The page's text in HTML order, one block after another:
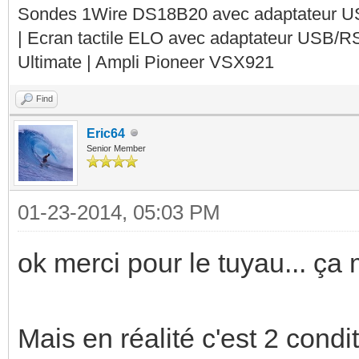
Sondes 1Wire DS18B20 avec adaptateur
| Ecran tactile ELO avec adaptateur USB/
Ultimate | Ampli Pioneer VSX921
Find
Eric64
Senior Member
01-23-2014, 05:03 PM
ok merci pour le tuyau... ça
Mais en réalité c'est 2